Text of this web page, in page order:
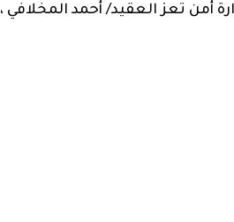
أمن تعز العقيد/ أحمد المخلافي ،